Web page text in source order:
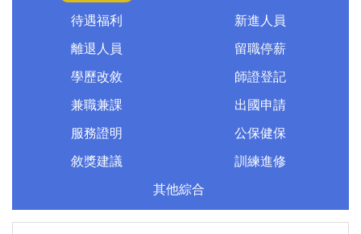
待遇福利 新進人員
離退人員 留職停薪
學歷改敘 師證登記
兼職兼課 出國申請
服務證明 公保健保
敘獎建議 訓練進修
其他綜合